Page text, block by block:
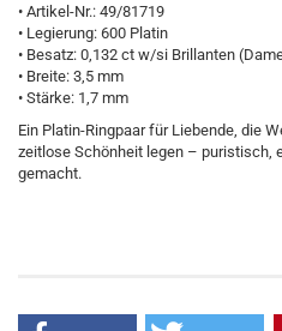
• Artikel-Nr.: 49/81719
• Legierung: 600 Platin
• Besatz: 0,132 ct w/si Brillanten
• Breite: 3,5 mm
• Stärke: 1,7 mm
Ein Platin-Ringpaar für Liebende, die
zeitlose Schönheit legen – puristisch,
gemacht.